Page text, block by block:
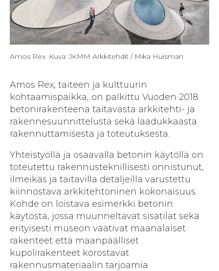
Amos Rex. Kuva: JKMM Arkkitehdit / Mika Huisman
Amos Rex, taiteen ja kulttuurin
kohtaamispaikka, on palkittu Vuoden 2018
betonirakenteena taitavasta arkkitehti- ja
rakennesuunnittelusta sekä laadukkaasta
rakennuttamisesta ja toteutuksesta.
Yhteistyöllä ja osaavalla betonin käytöllä on
toteutettu rakennusteknillisesti onnistunut,
ilmeikäs ja taitavilla detaljeilla varustettu
kiinnostava arkkitehtoninen kokonaisuus.
Kohde on loistava esimerkki betonin
käytöstä, jossa muunneltavat sisätilat sekä
erityisesti museon vaativat maanalaiset
rakenteet että maanpäälliset
kupolirakenteet korostavat
rakennusmateriaalin tarjoamia